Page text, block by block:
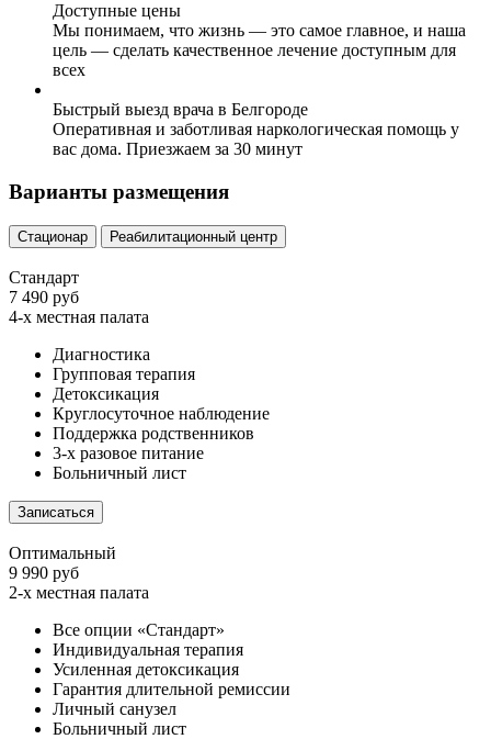
Доступные цены
Мы понимаем, что жизнь — это самое главное, и наша
цель — сделать качественное лечение доступным для
всех
Быстрый выезд врача в Белгороде
Оперативная и заботливая наркологическая помощь у
вас дома. Приезжаем за 30 минут
Варианты размещения
Стационар Реабилитационный центр
Стандарт
7 490 руб
4-х местная палата
Диагностика
Групповая терапия
Детоксикация
Круглосуточное наблюдение
Поддержка родственников
3-х разовое питание
Больничный лист
Записаться
Оптимальный
9 990 руб
2-х местная палата
Все опции «Стандарт»
Индивидуальная терапия
Усиленная детоксикация
Гарантия длительной ремиссии
Личный санузел
Больничный лист